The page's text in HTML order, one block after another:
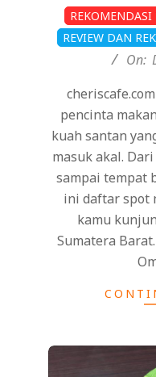
2025-
12-
09
REVIEW DAN
On:
pencinta
kuah santan
masuk akal.
sampai tempat
ini daftar spot
kamu
Sumatera